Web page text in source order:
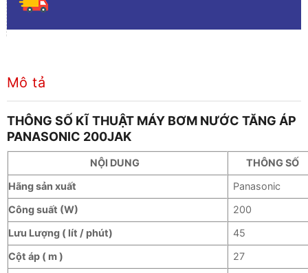
Mô tả
THÔNG SỐ KĨ THUẬT MÁY BƠM NƯỚC TĂNG ÁP
PANASONIC 200JAK
NỘI DUNG
THÔNG SỐ
Hãng sản xuất
Panasonic
Công suất (W)
200
Lưu Lượng ( lít / phút)
45
Cột áp ( m )
27